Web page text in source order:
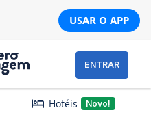
USAR O APP
ENTRAR
Hotéis Novo!